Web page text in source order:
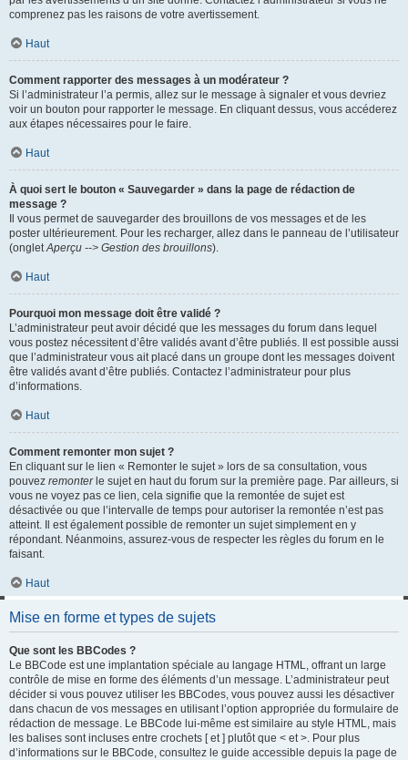
comprenez pas les raisons de votre avertissement.
Haut
Comment rapporter des messages à un modérateur ?
Si l’administrateur l’a permis, allez sur le message à signaler et vous devriez
voir un bouton pour rapporter le message. En cliquant dessus, vous accéderez
aux étapes nécessaires pour le faire.
Haut
À quoi sert le bouton « Sauvegarder » dans la page de rédaction de
message ?
Il vous permet de sauvegarder des brouillons de vos messages et de les
poster ultérieurement. Pour les recharger, allez dans le panneau de l’utilisateur
(ongletAperçu --> Gestion des brouillons).
Haut
Pourquoi mon message doit être validé ?
L’administrateur peut avoir décidé que les messages du forum dans lequel
vous postez nécessitent d’être validés avant d’être publiés. Il est possible aussi
que l’administrateur vous ait placé dans un groupe dont les messages doivent
être validés avant d’être publiés. Contactez l’administrateur pour plus
d’informations.
Haut
Comment remonter mon sujet ?
En cliquant sur le lien « Remonter le sujet » lors de sa consultation, vous
pouvez remonterle sujet en haut du forum sur la première page. Par ailleurs, si
vous ne voyez pas ce lien, cela signifie que la remontée de sujet est
désactivée ou que l’intervalle de temps pour autoriser la remontée n’est pas
atteint. Il est également possible de remonter un sujet simplement en y
répondant. Néanmoins, assurez-vous de respecter les règles du forum en le
faisant.
Haut
Mise en forme et types de sujets
Que sont les BBCodes ?
Le BBCode est une implantation spéciale au langage HTML, offrant un large
contrôle de mise en forme des éléments d’un message. L’administrateur peut
décider si vous pouvez utiliser les BBCodes, vous pouvez aussi les désactiver
dans chacun de vos messages en utilisant l’option appropriée du formulaire de
rédaction de message. Le BBCode lui-même est similaire au style HTML, mais
les balises sont incluses entre crochets [ et ] plutôt que < et >. Pour plus
d’informations sur le BBCode, consultez le guide accessible depuis la page de